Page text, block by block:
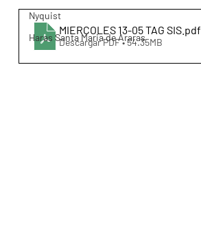
Nyquist
Haras Santa Maria de Araras
MIERCOLES 13-05 TAG SIS.pdf
Descargar PDF • 54.35MB